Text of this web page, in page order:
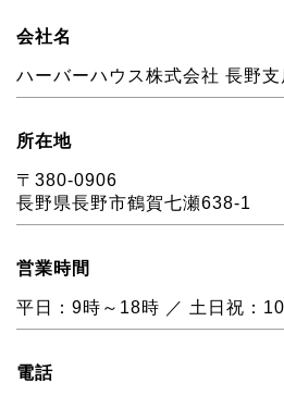
会社名
ハーバーハウス株式会社 長野支
所在地
〒380-0906
長野県長野市鶴賀七瀬638-1
営業時間
平日：9時～18時 ／ 土日祝：
電話